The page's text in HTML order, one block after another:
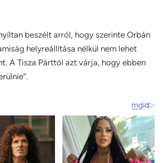
beszélt arról, hogy szerinte Orbán
helyreállítása nélkül nem lehet
A Tisza Párttól azt várja, hogy ebben